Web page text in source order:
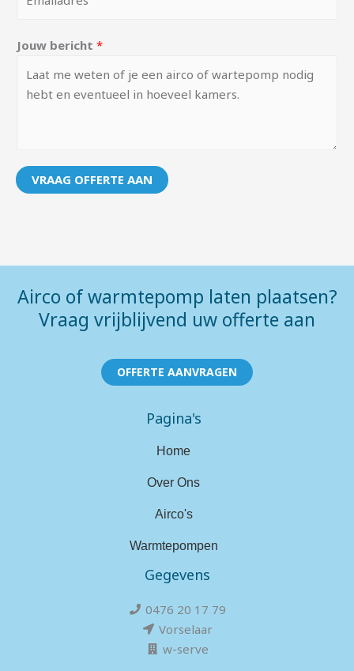
Jouw bericht *
VRAAG OFFERTE AAN
Airco of warmtepomp laten plaatsen?
Vraag vrijblijvend uw offerte aan
OFFERTE AANVRAGEN
Pagina's
Home
Over Ons
Airco's
Warmtepompen
Gegevens
0476 20 17 79
Vorselaar
w-serve